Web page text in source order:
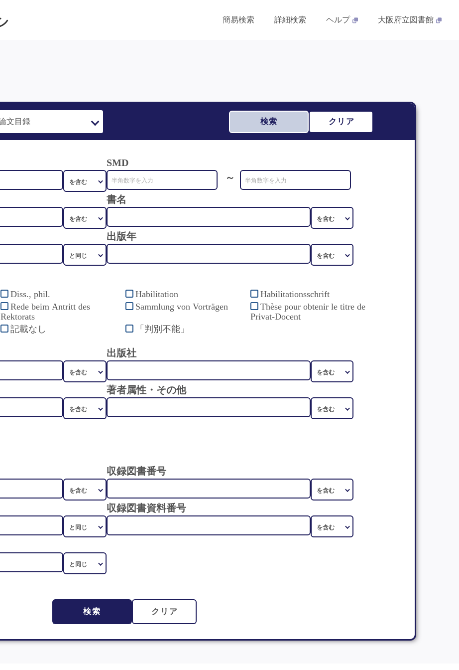
簡易検索 詳細検索 ヘルプ 大阪府立図書館
検索 クリア
SMD
～
書名
出版年
Diss., phil. Habilitation
Habilitationsschrift
Rede beim Antritt des
Rektorats
Sammlung von Vorträgen
Thèse pour obtenir le titre de
Privat-Docent
記載なし 「判別不能」
出版社
著者属性・その他
収録図書番号
収録図書資料番号
検索 クリア